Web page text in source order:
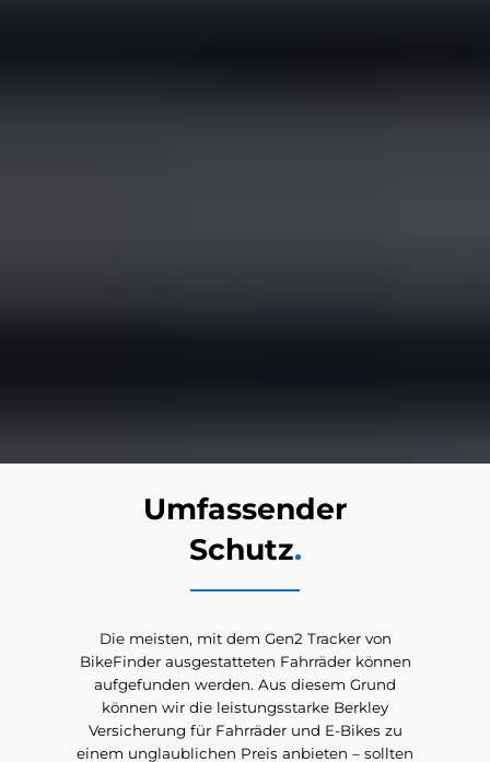
Umfassender
Schutz.
Die meisten, mit dem Gen2 Tracker von
BikeFinder ausgestatteten Fahrräder können
aufgefunden werden. Aus diesem Grund
können wir die leistungsstarke Berkley
Versicherung für Fahrräder und E-Bikes zu
einem unglaublichen Preis anbieten – sollten